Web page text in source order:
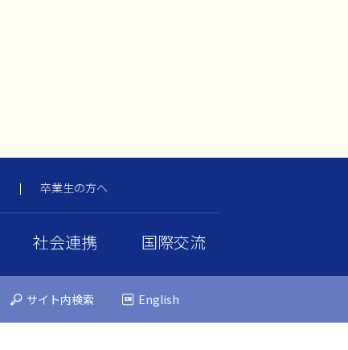
卒業生の方へ
社会連携 国際交流
サイト内検索 English